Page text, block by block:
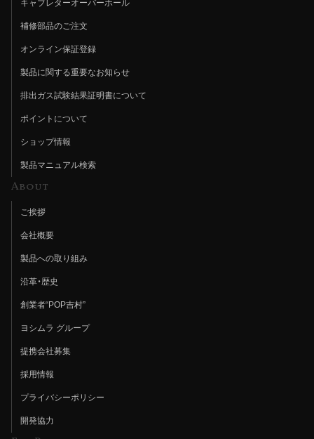
キャブレターオーバーホール
補修部品のご注文
オンライン保証登録
製品に関する重要なお知らせ
排出ガス試験結果証明書について
ポイントについて
ショップ情報
製品マニュアル検索
About
ご挨拶
会社概要
製品への取り組み
沿革・歴史
創業者“POP吉村”
ヨシムラ グループ
提携会社募集
採用情報
プライバシーポリシー
開発協力